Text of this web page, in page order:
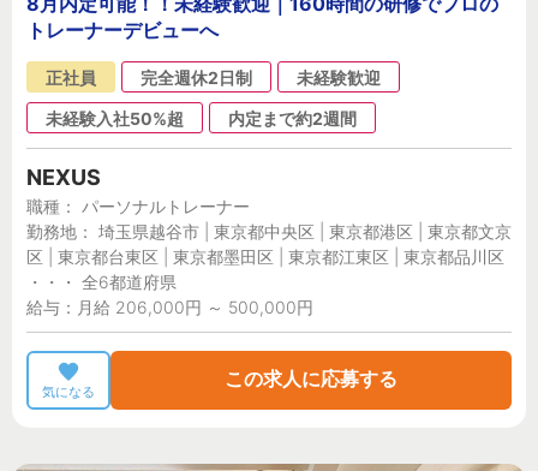
トレーナーデビューへ
正社員 完全週休2日制
未経験歓迎
未経験入社50%超
内定まで約2週間
NEXUS
職種： パーソナルトレーナー
勤務地： 埼玉県越谷市 | 東京都中央区 | 東京都港区 | 東京都文京
区 | 東京都台東区 | 東京都墨田区 | 東京都江東区 | 東京都品川区
・・・ 全6都道府県
給与：月給 206,000円 ～ 500,000円
気になる
この求人に応募する